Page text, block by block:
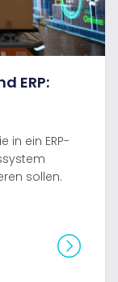
ERP:
in ein ERP-
sollen.